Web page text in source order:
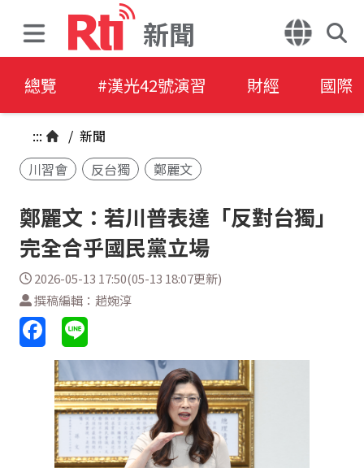
新聞
總覽 #漢光42號演習 財經 國際
::: / 新聞
川習會
反台獨 鄭麗文
鄭麗文：若川普表達「反對台獨」
完全合乎國民黨立場
2026-05-13 17:50(05-13 18:07更新)
撰稿編輯：趙婉淳